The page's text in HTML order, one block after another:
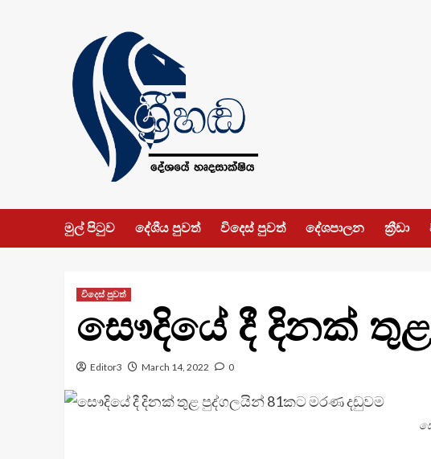
මුල් පිටුව දේශීය පුවත් විදෙස් පුවත් දේශපාලන ක්‍රීඩා
විදෙස් පුවත්
සෞදියේ දී දිනක්
Editor3 March 14, 2022 0